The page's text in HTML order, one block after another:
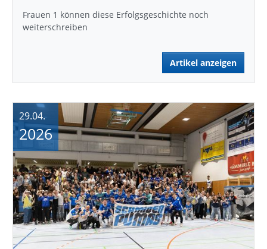
Frauen 1 können diese Erfolgsgeschichte noch
weiterschreiben
Artikel anzeigen
29.04.
2026